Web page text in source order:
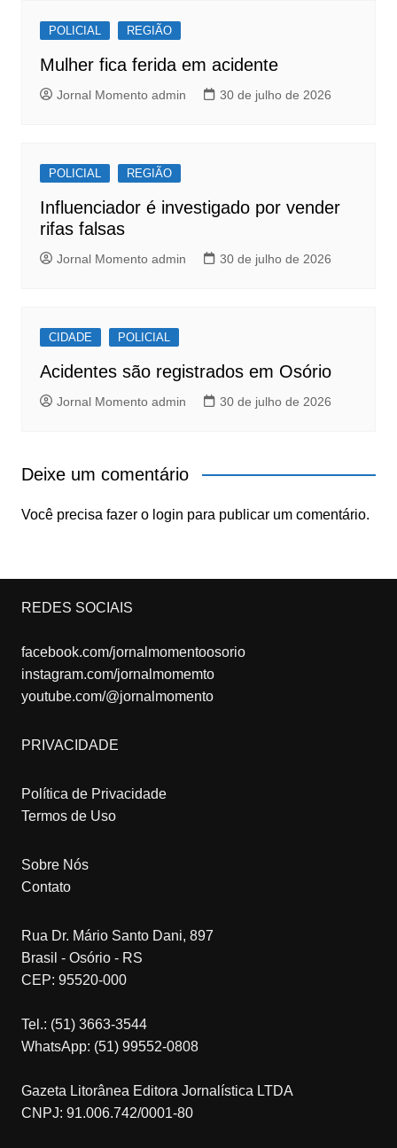
o
o
k
p
p
POLICIAL REGIÃO
Mulher fica ferida em acidente
Jornal Momento admin 30 de julho de 2026
POLICIAL REGIÃO
Influenciador é investigado por vender
rifas falsas
Jornal Momento admin 30 de julho de 2026
CIDADE POLICIAL
Acidentes são registrados em Osório
Jornal Momento admin 30 de julho de 2026
Deixe um comentário
Você precisa fazer o login para publicar um comentário.
REDES SOCIAIS
facebook.com/jornalmomentoosorio
instagram.com/jornalmomemto
youtube.com/@jornalmomento
PRIVACIDADE
Política de Privacidade
Termos de Uso
Sobre Nós
Contato
Rua Dr. Mário Santo Dani, 897
Brasil - Osório - RS
CEP: 95520-000
Tel.: (51) 3663-3544
WhatsApp: (51) 99552-0808
Gazeta Litorânea Editora Jornalística LTDA
CNPJ: 91.006.742/0001-80